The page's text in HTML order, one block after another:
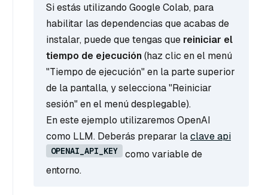
Si estás utilizando Google Colab, para
habilitar las dependencias que acabas de
instalar, puede que tengas que reiniciar el
tiempo de ejecución(haz clic en el menú
"Tiempo de ejecución" en la parte superior
de la pantalla, y selecciona "Reiniciar
sesión" en el menú desplegable).
En este ejemplo utilizaremos OpenAI
como LLM. Deberás preparar laclave api
OPENAI_API_KEY
como variable de
entorno.